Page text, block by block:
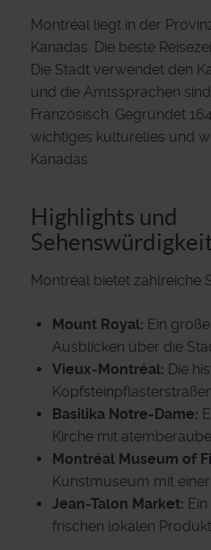
Montréal liegt in der
Kanadas. Die beste
Die Stadt verwendet den
und die Amtssprachen
Französisch. Gegründet
wichtiges kulturelles und
Kanadas.
Highlights und
Montréal bietet zahlreiche
Mount Royal: Ein
Ausblicken über die
Vieux-Montréal: Die
Basilika Notre-Dame:
Kirche mit
Montréal Museum of
Kunstmuseum mit
Jean-Talon Market:
frischen lokalen